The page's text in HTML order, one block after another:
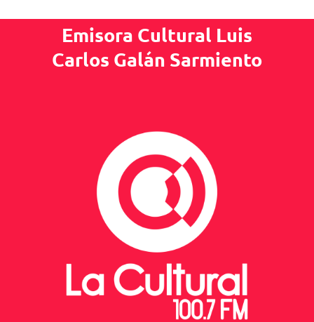
Emisora Cultural Luis
Carlos Galán Sarmiento